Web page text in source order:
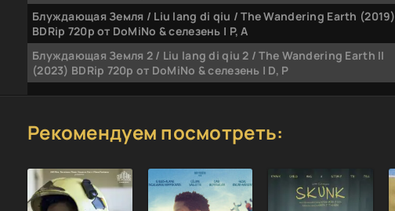
Блуждающая Земля / Liu lang di qiu / The Wandering Earth (2019)
BDRip 720p от DoMiNo & селезень | P, A
Блуждающая Земля 2 / Liu lang di qiu 2 / The Wandering Earth II
(2023) BDRip 720p от DoMiNo & селезень | D, P
Андрей Панченко - Блуждающие огни [Книга 4] (2025) MP3
Андрей Панченко - Блуждающие огни [Книга 3] (2024) MP3
Рекомендуем посмотреть: